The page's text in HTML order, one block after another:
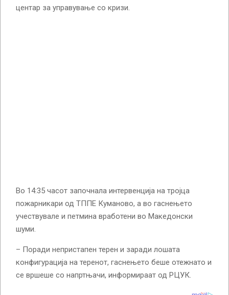
центар за управување со кризи.
Во 14:35 часот започнала интервенција на тројца
пожарникари од ТППЕ Куманово, а во гаснењето
учествувале и петмина вработени во Македонски
шуми.
– Поради непристапен терен и заради лошата
конфигурација на теренот, гаснењето беше отежнато и
се вршеше со напртњачи, информираат од РЦУК.